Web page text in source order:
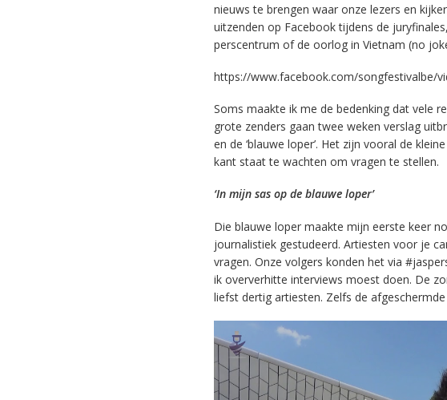
nieuws te brengen waar onze lezers en
uitzenden op Facebook tijdens de
perscentrum of de oorlog in Vietnam (no
https://www.facebook.com/songfestivalbe/
Soms maakte ik me de bedenking dat vele
grote zenders gaan twee weken verslag
en de ‘blauwe loper’. Het zijn vooral de
kant staat te wachten om vragen te stellen.
‘In mijn sas op de blauwe loper’
Die blauwe loper maakte mijn eerste keer
journalistiek gestudeerd. Artiesten voor je
vragen. Onze volgers konden het via
ik oververhitte interviews moest doen. De
liefst dertig artiesten. Zelfs de